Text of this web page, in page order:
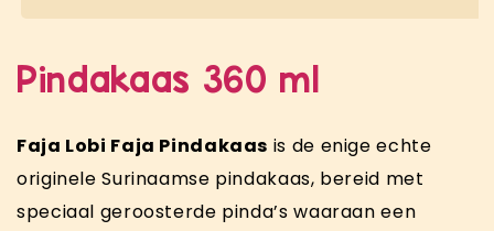
Pindakaas 360 ml
Faja Lobi Faja Pindakaas is de enige echte
originele Surinaamse pindakaas, bereid met
speciaal geroosterde pinda’s waaraan een